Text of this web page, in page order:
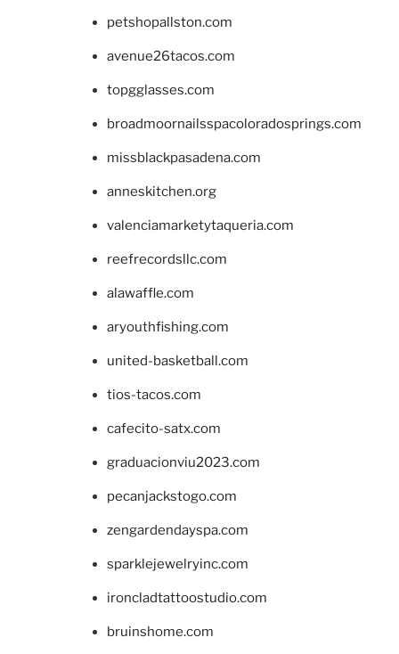
petshopallston.com
avenue26tacos.com
topgglasses.com
broadmoornailsspacoloradosprings.com
missblackpasadena.com
anneskitchen.org
valenciamarketytaqueria.com
reefrecordsllc.com
alawaffle.com
aryouthfishing.com
united-basketball.com
tios-tacos.com
cafecito-satx.com
graduacionviu2023.com
pecanjackstogo.com
zengardendayspa.com
sparklejewelryinc.com
ironcladtattoostudio.com
bruinshome.com